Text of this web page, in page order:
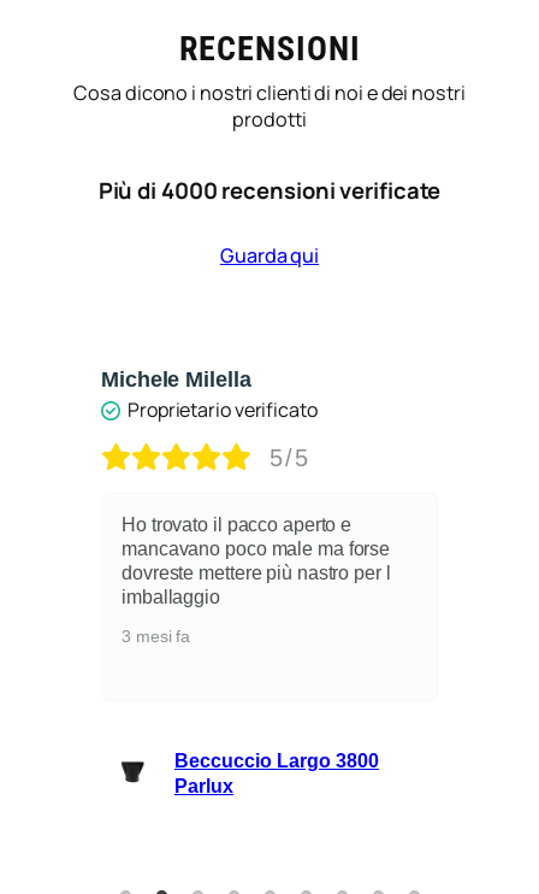
RECENSIONI
Cosa dicono i nostri clienti di noi e dei nostri
prodotti
Più di 4000 recensioni verificate
Guarda qui
Michele Milella
Proprietario verificato
5/5
Ho trovato il pacco aperto e
mancavano poco male ma forse
dovreste mettere più nastro per l
imballaggio
3 mesi fa
Beccuccio Largo 3800
Parlux